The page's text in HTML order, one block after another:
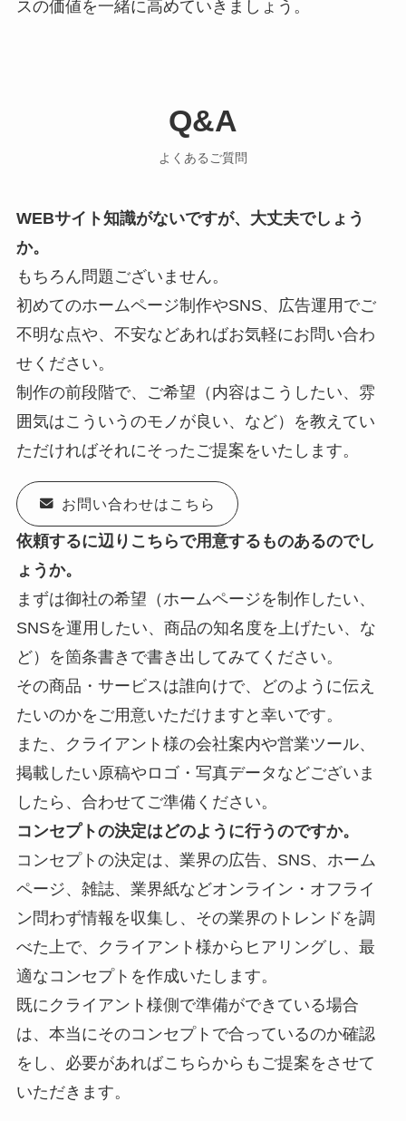
スの価値を一緒に高めていきましょう。
Q&A
よくあるご質問
WEBサイト知識がないですが、大丈夫でしょう
か。
もちろん問題ございません。
初めてのホームページ制作やSNS、広告運用でご
不明な点や、不安などあればお気軽にお問い合わ
せください。
制作の前段階で、ご希望（内容はこうしたい、雰
囲気はこういうのモノが良い、など）を教えてい
ただければそれにそったご提案をいたします。
お問い合わせはこちら
依頼するに辺りこちらで用意するものあるのでし
ょうか。
まずは御社の希望（ホームページを制作したい、
SNSを運用したい、商品の知名度を上げたい、な
ど）を箇条書きで書き出してみてください。
その商品・サービスは誰向けで、どのように伝え
たいのかをご用意いただけますと幸いです。
また、クライアント様の会社案内や営業ツール、
掲載したい原稿やロゴ・写真データなどございま
したら、合わせてご準備ください。
コンセプトの決定はどのように行うのですか。
コンセプトの決定は、業界の広告、SNS、ホーム
ページ、雑誌、業界紙などオンライン・オフライ
ン問わず情報を収集し、その業界のトレンドを調
べた上で、クライアント様からヒアリングし、最
適なコンセプトを作成いたします。
既にクライアント様側で準備ができている場合
は、本当にそのコンセプトで合っているのか確認
をし、必要があればこちらからもご提案をさせて
いただきます。